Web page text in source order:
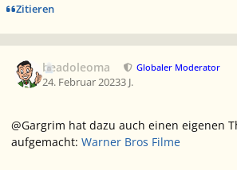
Zitieren
beadoleoma Globaler Moderator
24. Februar 20233 J.
@Gargrim hat dazu auch einen eigenen
aufgemacht: Warner Bros Filme